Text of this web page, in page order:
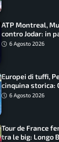
ATP Montreal,
contro Jodar: in
6 Agosto 2026
Europei di tuffi,
cinquina storica:
piattaforma
6 Agosto 2026
Tour de France
tra le big: Longo